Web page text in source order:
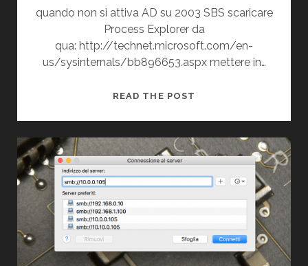
quando non si attiva AD su 2003 SBS scaricare
Process Explorer da
qua: http://technet.microsoft.com/en-
us/sysinternals/bb896653.aspx mettere in…
READ THE POST
SHUTDOWN